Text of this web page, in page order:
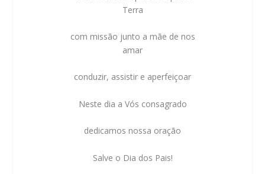
Terra
com missão junto a mãe de nos
amar
conduzir, assistir e aperfeiçoar
Neste dia a Vós consagrado
dedicamos nossa oração
Salve o Dia dos Pais!